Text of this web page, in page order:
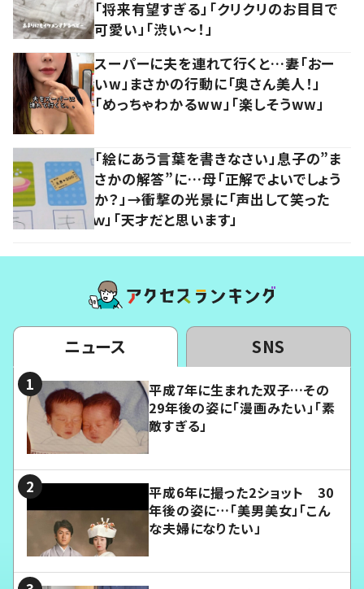
「将来有望すぎる」「クリクリのお目目で
可愛い」「渋い～！」
スーパーに夫を連れて行くと…妻「おー
いw」まさかの行動に「奥さん美人！」
「めっちゃわかるww」「楽しそうww」
「絵にあう言葉を書きなさい」息子の”ま
さかの解答”に…母「正解でよいでしょう
か？」→衝撃の光景に「声出して笑った
ｗ」「天才だと思います」
ニュース SNS
平成7年に生まれた双子…その
29年後の姿に「漫画みたい」「素
敵すぎる」
平成6年に撮った2ショット 30
年後の姿に…「美男美女」「こん
な夫婦になりたい」